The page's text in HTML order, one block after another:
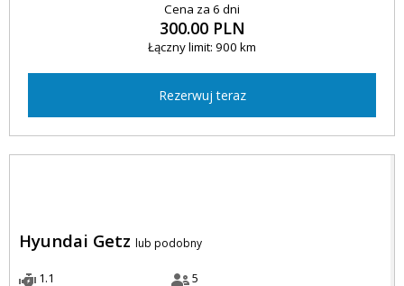
Cena za 6 dni
300.00 PLN
Łączny limit: 900 km
Rezerwuj teraz
Hyundai Getz lub podobny
1.1 5